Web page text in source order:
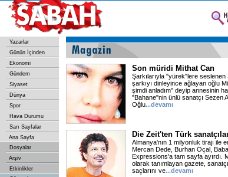
Yazarlar
Günün İçinden
Ekonomi
Gündem
Siyaset
Dünya
Spor
Hava Durumu
Sarı Sayfalar
Ana Sayfa
Dosyalar
Arşiv
Etkinlikler
Son müridi Mithat Can
Şarkılarıyla "yürek"lere
şarkıyı dinleyince ağlayan oğlu
şimdi anladım" deyip annesinin
"Bahane"nin ünlü sanatçı Sezen
Oğlu...devamı
Die Zeit'ten Türk
Almanya'nın 1 milyonluk tirajı ile
Mercan Dede, Burhan Öçal,
Expressions'a tam sayfa ayırdı.
olarak tanımlayan gazete,
saçlarını ve...devamı